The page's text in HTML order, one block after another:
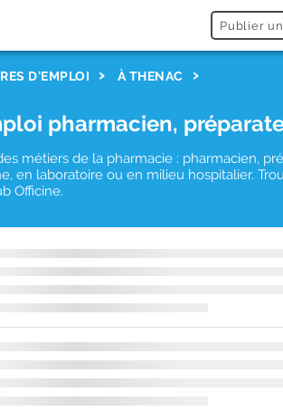
Publier
D'EMPLOI À THENAC
pharmacien,
métiers de la pharmacie : pharmacien,
en laboratoire ou en milieu hospitalier.
Officine.